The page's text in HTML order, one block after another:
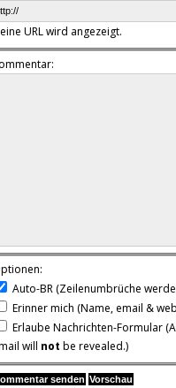
URL wird angezeigt.
Auto-BR (Zeilenumbrüche
Erinner mich (Name, email &
Erlaube Nachrichten-Formular
will not be revealed.)